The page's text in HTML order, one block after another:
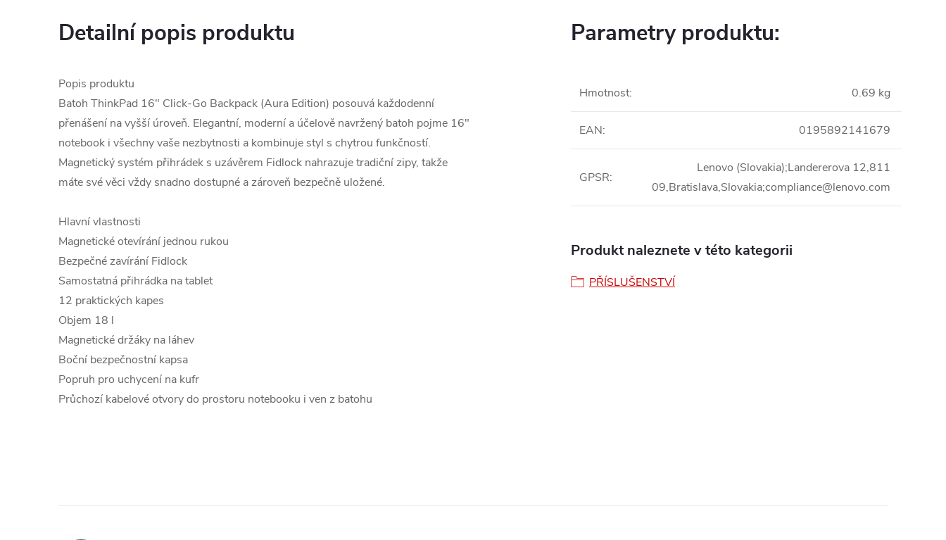
Detailní popis produktu
Popis produktu
Batoh ThinkPad 16" Click-Go Backpack (Aura Edition) posouvá každodenní
přenášení na vyšší úroveň. Elegantní, moderní a účelově navržený batoh pojme 16"
notebook i všechny vaše nezbytnosti a kombinuje styl s chytrou funkčností.
Magnetický systém přihrádek s uzávěrem Fidlock nahrazuje tradiční zipy, takže
máte své věci vždy snadno dostupné a zároveň bezpečně uložené.
Hlavní vlastnosti
Magnetické otevírání jednou rukou
Bezpečné zavírání Fidlock
Samostatná přihrádka na tablet
12 praktických kapes
Objem 18 l
Magnetické držáky na láhev
Boční bezpečnostní kapsa
Popruh pro uchycení na kufr
Průchozí kabelové otvory do prostoru notebooku i ven z batohu
Parametry produktu:
Hmotnost: 0.69 kg
EAN: 0195892141679
GPSR:
Lenovo (Slovakia);Landererova 12,811
09,Bratislava,Slovakia;compliance@lenovo.com
Produkt naleznete v této kategorii
PŘÍSLUŠENSTVÍ